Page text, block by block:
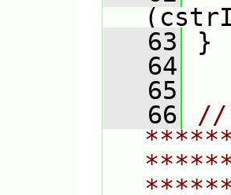
   63
}
   64
   65
   66
//